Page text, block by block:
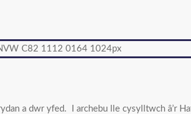
a dwr yfed. I archebu lle cysylltwch â’r